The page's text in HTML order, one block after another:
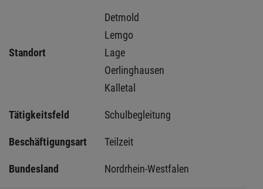
Standort
Detmold
Lemgo
Lage
Oerlinghausen
Kalletal
Tätigkeitsfeld Schulbegleitung
Beschäftigungsart Teilzeit
Bundesland Nordrhein-Westfalen